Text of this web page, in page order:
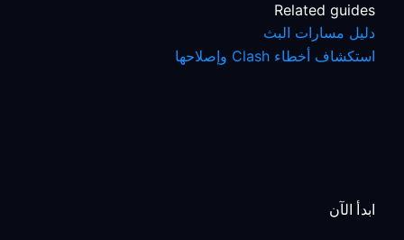
Related guides
دليل مسارات البث
استكشاف أخطاء Clash وإصلاحها
ابدأ الآن